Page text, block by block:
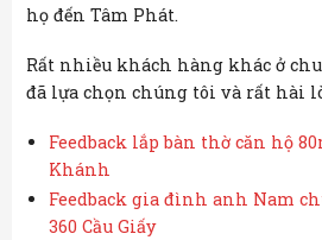
họ đến Tâm Phát.
Rất nhiều khách hàng khác ở
đã lựa chọn chúng tôi và rất hài
Feedback lắp bàn thờ căn hộ
Khánh
Feedback gia đình anh Nam
360 Cầu Giấy